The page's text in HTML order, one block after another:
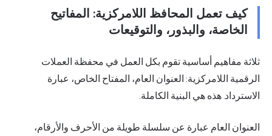
كيف تعمل المحافظ اللامركزية: المفاتيح
الخاصة، والبذور، والتوقيعات
ثلاثة مفاهيم أساسية تقوم بكل العمل في محفظة العملات
الرقمية اللامركزية: العنوان العام، المفتاح الخاص، عبارة
الاسترداد. هذه هي البنية الكاملة.
العنوان العام عبارة عن سلسلة طويلة من الأحرف والأرقام،